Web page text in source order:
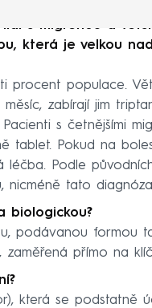
s migrénou a
která je velkou
procent populace.
zabírají jim
s četnějšími
tablet. Pokud na
léčba. Podle
nicméně tato
biologickou?
podávanou formou
zaměřená přímo na
která se podstatně